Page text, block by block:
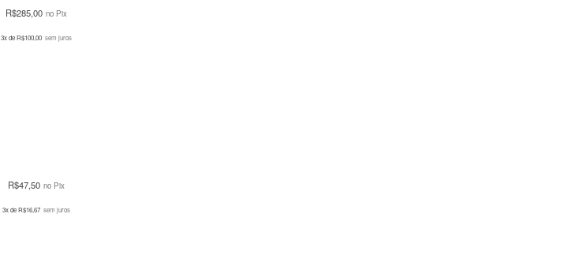
R$285,00 no Pix
3x deR$100,00 sem juros
R$47,50 no Pix
3x deR$16,67 sem juros